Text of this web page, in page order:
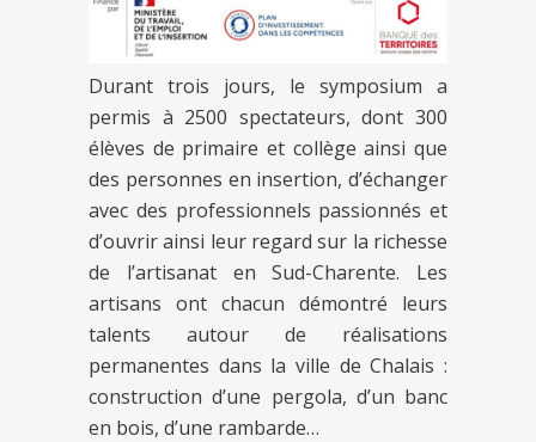
Durant trois jours, le symposium a
permis à 2500 spectateurs, dont 300
élèves de primaire et collège ainsi que
des personnes en insertion, d’échanger
avec des professionnels passionnés et
d’ouvrir ainsi leur regard sur la richesse
de l’artisanat en Sud-Charente. Les
artisans ont chacun démontré leurs
talents autour de réalisations
permanentes dans la ville de Chalais :
construction d’une pergola, d’un banc
en bois, d’une rambarde…